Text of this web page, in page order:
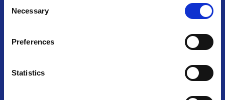
Selection
Necessary
Preferences
Statistics
Email
sekretariat.chorzow@repolska.pl
AE:PL-43509-55855-VCFTV-34